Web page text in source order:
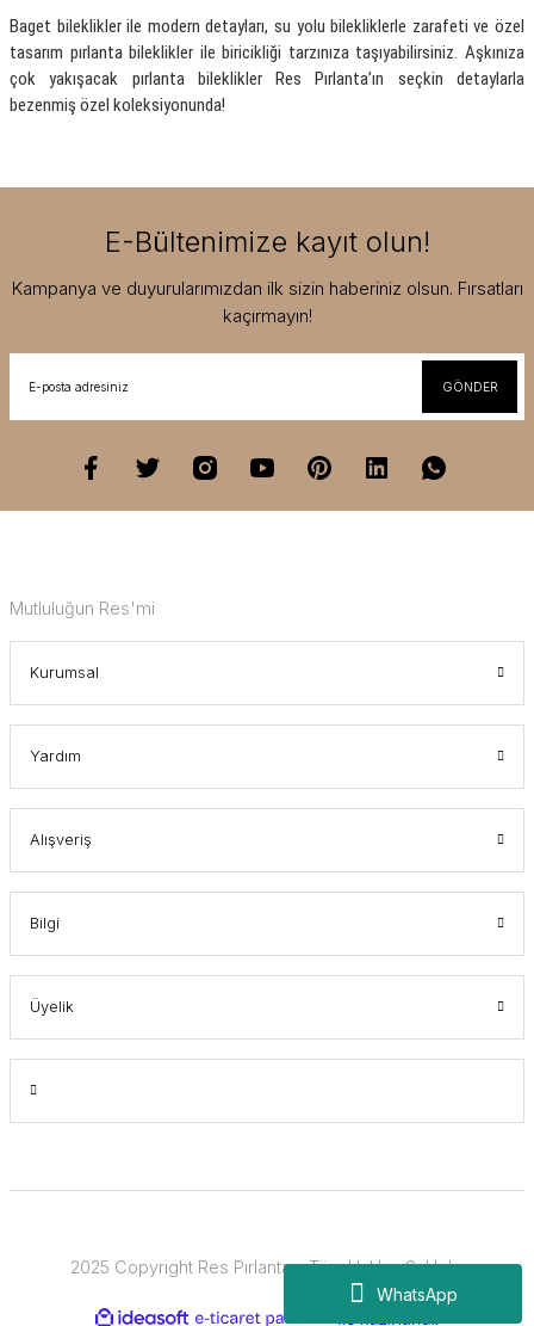
WhatsApp
Baget bileklikler ile modern detayları, su yolu bilekliklerle zarafeti ve özel
tasarım pırlanta bileklikler ile biricikliği tarzınıza taşıyabilirsiniz. Aşkınıza
çok yakışacak pırlanta bileklikler Res Pırlanta’ın seçkin detaylarla
bezenmiş özel koleksiyonunda!
E-Bültenimize kayıt olun!
Kampanya ve duyurularımızdan ilk sizin haberiniz olsun. Fırsatları
kaçırmayın!
GÖNDER
Mutluluğun Res'mi
Kurumsal
Yardım
Alışveriş
Bilgi
Üyelik
2025 Copyright Res Pırlanta - Tüm Hakları Saklıdır.
ideasoft